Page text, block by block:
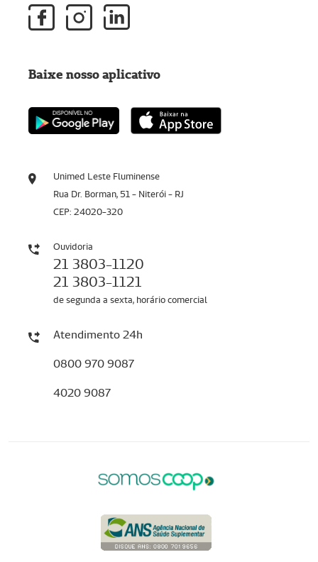
Unimed Leste Fluminense
Rua Dr. Borman, 51 - Niterói - RJ
CEP: 24020-320
Ouvidoria
21 3803-1120
21 3803-1121
de segunda a sexta, horário comercial
Atendimento 24h
0800 970 9087
4020 9087
Baixe nosso aplicativo